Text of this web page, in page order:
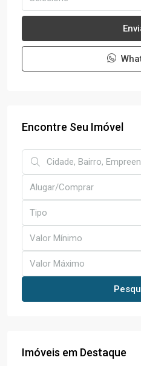
Encontre Seu Imóvel
Alugar/Comprar
Tipo
Valor Mínimo
Valor Máximo
Imóveis em Destaque